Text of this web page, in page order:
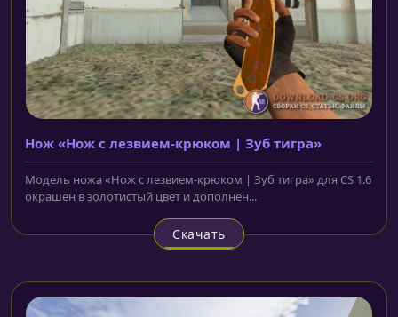
Нож «Нож с лезвием-крюком | Зуб тигра»
Модель ножа «Нож с лезвием-крюком | Зуб тигра» для CS 1.6
окрашен в золотистый цвет и дополнен...
Скачать